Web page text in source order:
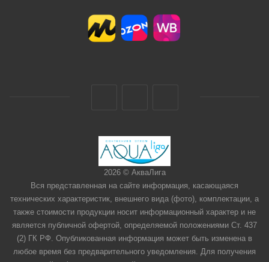
2026 © АкваЛига
Вся представленная на сайте информация, касающаяся
технических характеристик, внешнего вида (фото), комплектации, а
также стоимости продукции носит информационный характер и не
является публичной офертой, определяемой положениями Ст. 437
(2) ГК РФ. Опубликованная информация может быть изменена в
любое время без предварительного уведомления. Для получения